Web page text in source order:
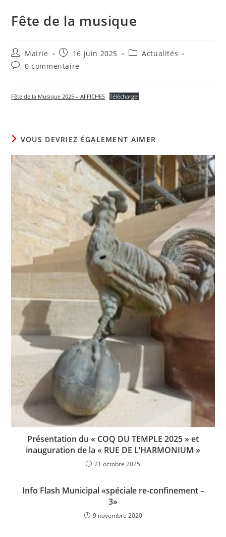
Fête de la musique
Auteur/autrice
de
la
Mairie
Publication
publiée :
16 juin 2025
PostActualités
Commentaires
publication :
0 commentaire
Fête de la Musique 2025 – AFFICHES Télécharger
VOUS DEVRIEZ ÉGALEMENT AIMER
Présentation du « COQ DU TEMPLE 2025 » et
inauguration de la « RUE DE L’HARMONIUM »
21 octobre 2025
Info Flash Municipal «spéciale re-confinement –
3»
9 novembre 2020